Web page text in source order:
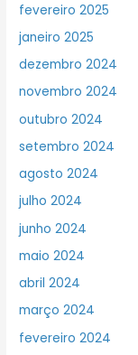
fevereiro 2025
janeiro 2025
dezembro 2024
novembro 2024
outubro 2024
setembro 2024
agosto 2024
julho 2024
junho 2024
maio 2024
abril 2024
março 2024
fevereiro 2024